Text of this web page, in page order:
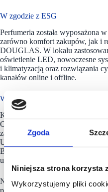
Zgoda
Niniejsza strona korzysta
Wykorzystujemy pliki
W zgodzie z ESG
Perfumeria została wyposażona
zarówno komfort zakupów, jak i
DOUGLAS. W lokalu
oświetlenie LED, nowoczesne
i klimatyzacją oraz rozwiązania
kanałów online i offline.
W modelu omnichannel
Klienci będą mogli korzystać z
Click & Collect oraz Click &
zamawiać produkty online z
Uzupełnieniem doświadczenia
Beauty Mirror dostępna w
umożliwiająca wirtualne
Nowa perfumeriaDOUGLASw
przy ul. Batalionów Chłopskich,